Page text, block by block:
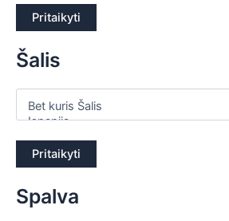
Pritaikyti
Šalis
Pritaikyti
Spalva